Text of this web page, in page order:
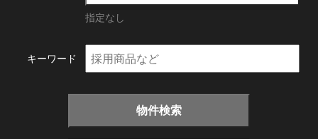
指定なし
キーワード
物件検索